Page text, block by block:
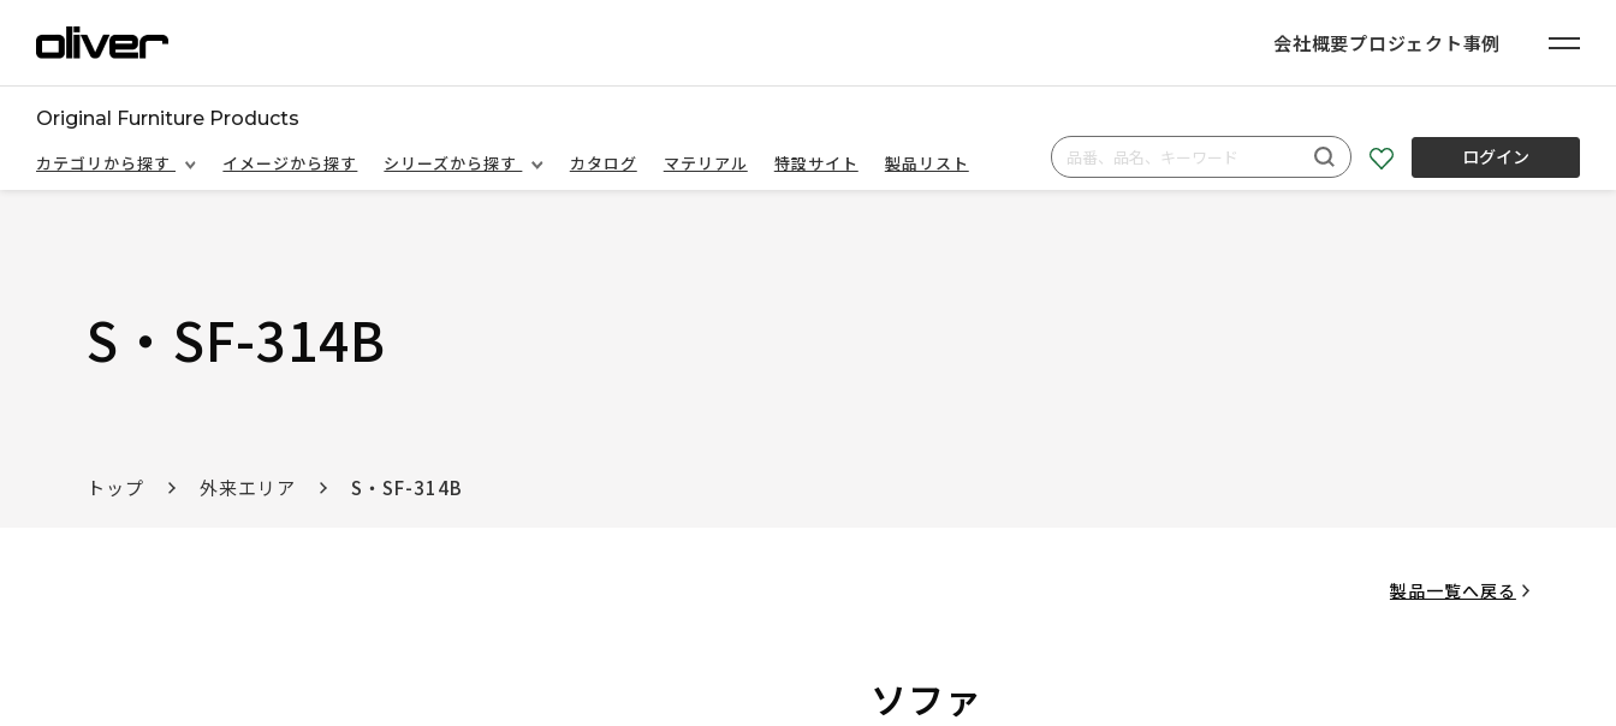
会社概要プロジェクト事例
Original Furniture Products
カテゴリから探す
イメージから探す シリーズから探す カタログ マテリアル 特設サイト 製品リスト ログイン
S・SF-314B
トップ 外来エリア S・SF-314B
製品一覧へ戻る
ソファ